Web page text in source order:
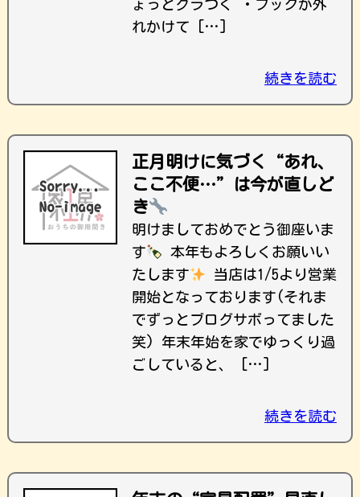
ょっとグラつく ・フックが外
れかけて […]
続きを読む
正月明けに気づく“あれ、
ここ不便…”は今が直しど
き
明けましておめでとう御座いま
す
本年もよろしくお願いい
たします
当店は1/5より営業
開始となっております(それま
でずっとブログサボってました
笑) 年末年始を家でゆっくり過
ごしていると、 […]
続きを読む